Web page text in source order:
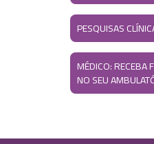
PESQUISAS
MÉDICO: RECEBA
NO SEU